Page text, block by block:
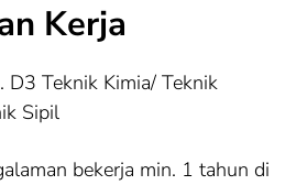
Kerja
D3 Teknik Kimia/ Teknik
Sipil
bekerja min. 1 tahun di